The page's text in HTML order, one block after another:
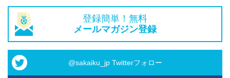
登録簡単！無料
メールマガジン登録
@sakaiku_jp Twitterフォロー